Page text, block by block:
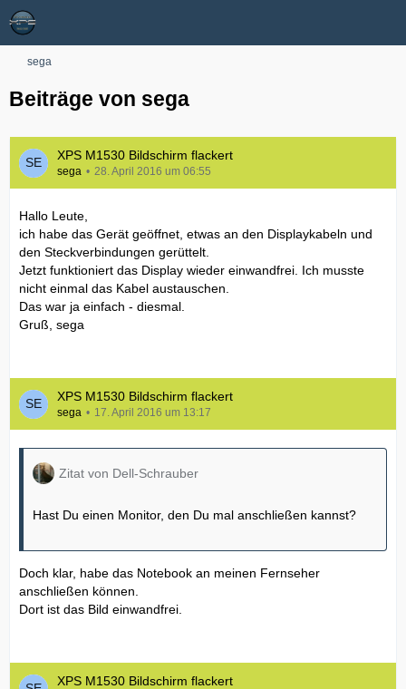
sega
Beiträge von sega
XPS M1530 Bildschirm flackert
sega 28. April 2016 um 06:55
Hallo Leute,
ich habe das Gerät geöffnet, etwas an den Displaykabeln und
den Steckverbindungen gerüttelt.
Jetzt funktioniert das Display wieder einwandfrei. Ich musste
nicht einmal das Kabel austauschen.
Das war ja einfach - diesmal.
Gruß, sega
XPS M1530 Bildschirm flackert
sega 17. April 2016 um 13:17
Zitat von Dell-Schrauber
Hast Du einen Monitor, den Du mal anschließen kannst?
Doch klar, habe das Notebook an meinen Fernseher
anschließen können.
Dort ist das Bild einwandfrei.
XPS M1530 Bildschirm flackert